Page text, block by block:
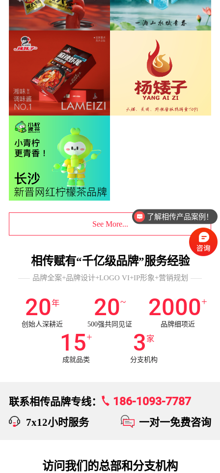
See More...
相传赋有“千亿级品牌”服务经验
品牌全案+品牌设计+LOGO VI+IP形象+营销规划
20年
创始人深耕近
20~
500强共同见证
2000+
品牌细项近
15+
成就品类
3 家
分支机构
联系相传品牌专线： 186-1093-7787
7x12小时服务 一对一免费咨询
访问我们的总部和分支机构
了解相传产品案例！